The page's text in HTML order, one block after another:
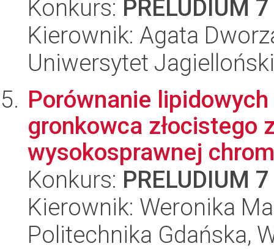
Konkurs: PRELUDIUM 7
Kierownik: Agata
Uniwersytet
Porównanie
gronkowca złocistego
wysokosprawnej
Konkurs: PRELUDIUM 7
Kierownik: Weronika
Politechnika Gdańska,